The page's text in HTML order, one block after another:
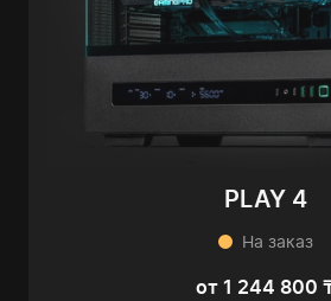
PLAY 4
На заказ
от 1 244 800